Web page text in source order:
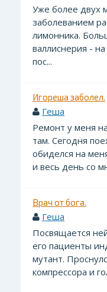
Уже более двух
заболеванием
лимонника.
валлиснерия -
пос...
Игореша заболел.
Геша
Ремонт у меня
там. Сегодня
обиделся на
и весь день со
Врач от бога.
Геша
Посвящается
его пациенты
мутант.
компрессора и